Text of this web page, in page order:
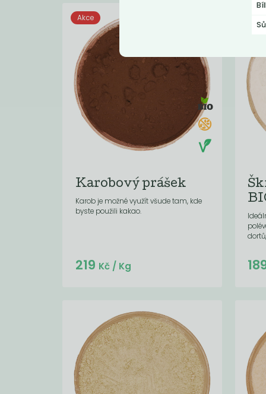
Akce
Karobový prášek
Karob je možné využít všude tam, kde
byste použili kakao.
Do košíku:
219 Kč/ Kg